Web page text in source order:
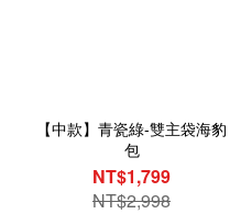
【中款】青瓷綠-雙主袋海豹
包
NT$1,799
NT$2,998